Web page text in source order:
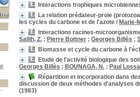
Interactions trophiques
La relation prédateur-proie
les cycles du carbone et de l'azote / Marie-
Interactions racines-
Sallih, Z. ; Pierre Bottner ; Georges Billès ;
Biomasse et cycle du carbone à
Etude de l'activité biologique des
Georges Billès ; BOUNAGA, N. ; Paul
Répartition et incorporation dans
discussion de deux méthodes d'analyses
(1983)